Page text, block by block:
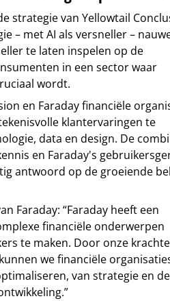
strategie van Yellowtail
– met AI als versneller –
te laten inspelen op de
in een sector waar
wordt.
en Faraday financiële
klantervaringen te
data en design. De
en Faraday's
antwoord op de groeiende
Faraday: “Faraday heeft een
financiële onderwerpen
te maken. Door onze
we financiële
van strategie en